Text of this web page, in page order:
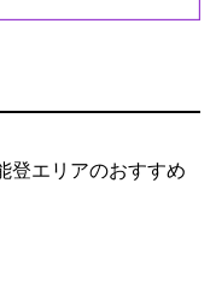
エリアのおすすめ